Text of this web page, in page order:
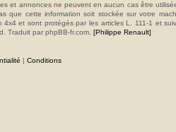
et annonces ne peuvent en aucun cas être
cette information soit stockée sur votre
et sont protégés par les articles L. 111-1 et
Traduit par phpBB-fr.com. [Philippe Renault]
| Conditions